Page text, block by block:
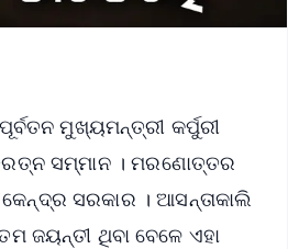
ମୁଖ୍ୟମନ୍ତ୍ରୀ କର୍ପୁରୀ
ସମ୍ମାନ । ମରଣୋତ୍ତର
ସରକାର । ଆସନ୍ତାକାଲି
ଜୟନ୍ତୀ ଥିବା ବେଳେ ଏହା